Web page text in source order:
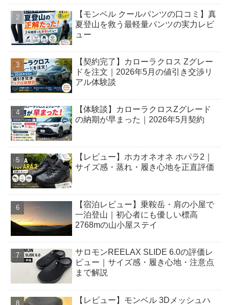
【モンベル クールパンツの口コミ】真
夏登山を救う最軽量パンツの実力レビ
ュー
【契約完了】カローラクロス Zグレー
ドを注文｜2026年5月の値引き交渉リ
アル体験談
【体験談】カローラクロスZグレード
の納期が早まった｜2026年5月契約
【レビュー】ホカオネオネ ホパラ2｜
サイズ感・蒸れ・履き心地を正直評価
【宿泊レビュー】乗鞍岳・肩の小屋で
一泊登山｜初心者にも優しい標高
2768mの山小屋ステイ
サロモンREELAX SLIDE 6.0の評価レ
ビュー｜サイズ感・履き心地・注意点
まで解説
【レビュー】モンベル 3Dメッシュハ